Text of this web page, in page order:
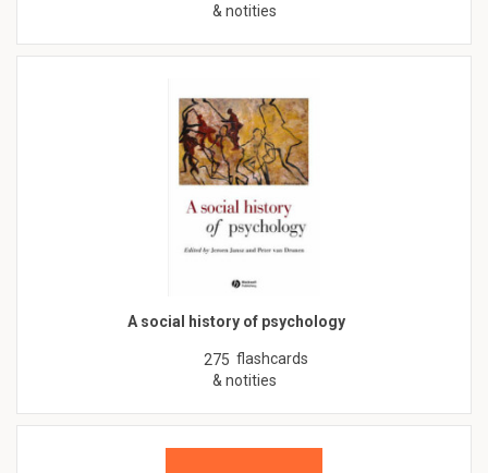
& notities
A social history of psychology
275 flashcards
& notities